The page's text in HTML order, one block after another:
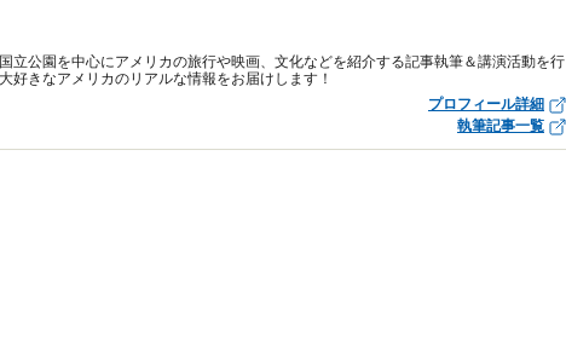
立公園を中心にアメリカの旅行や映画、文化などを紹介する記事執筆＆講演活動を行
好きなアメリカのリアルな情報をお届けします！
プロフィール詳細
執筆記事一覧